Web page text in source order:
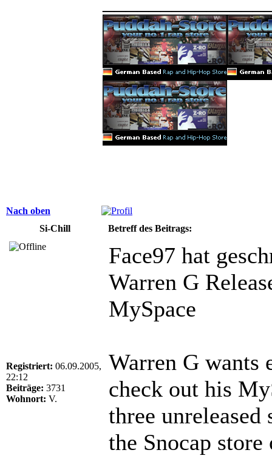
Nach oben
Si-Chill
Betreff des Beitrags:
Registriert: 06.09.2005,
22:12
Beiträge: 3731
Wohnort: V.
Face97 hat
Warren G
MySpace
Warren G wants
check out his
three
the Snocap